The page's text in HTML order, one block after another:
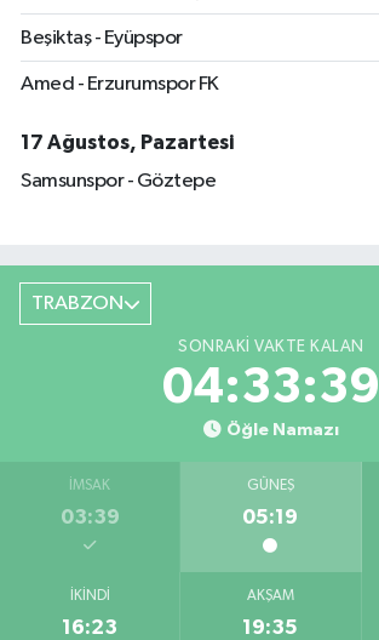
Beşiktaş - Eyüpspor
Amed - Erzurumspor FK
17 Ağustos, Pazartesi
Samsunspor - Göztepe
TRABZON
SONRAKI VAKTE KALAN
04:33:38
Öğle Namazı
İMSAK
03:39
GÜNEŞ
05:19
İKINDI
16:23
AKŞAM
19:35